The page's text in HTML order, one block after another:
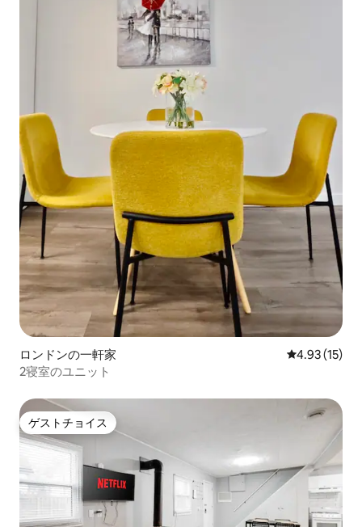
ロンドンの一軒家 レビュー15
4.93 (15)
2寝室のユニット
ゲストチョイス
ゲストチョイス